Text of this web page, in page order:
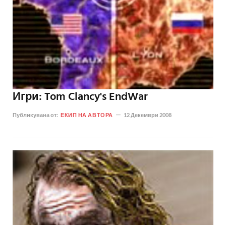
Игри: Tom Clancy's EndWar
Публикувана от: ЕКИП НА АВТОРА 12 Декември 2008